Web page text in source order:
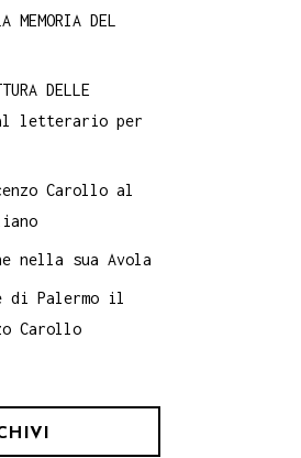
MEMORIA DEL
DELLE
letterario per
Carollo al
nella sua Avola
di Palermo il
Carollo